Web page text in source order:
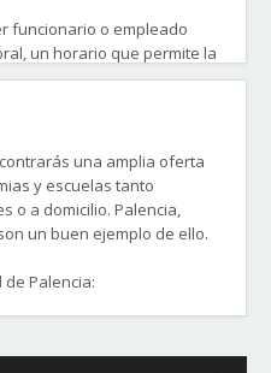
funcionario o empleado
un horario que permite la
del trabajo que no
de Justicia.
una amplia oferta
y escuelas tanto
o a domicilio. Palencia,
un buen ejemplo de ello.
Palencia: